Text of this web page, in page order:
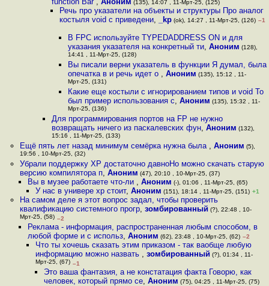
(135), 14:07 , 11-Мрт-25, (125)
Речь про указатели на объекты и структуры Про аналог
костыля void с приведени, _kp (ok), 14:27 , 11-Мрт-25, (126) –1
В FPC используйте TYPEDADDRESS ON и для
указания указателя на конкретный ти, Аноним (128),
14:41 , 11-Мрт-25, (128)
Вы писали верни указатель в функции Я думал, была
опечатка в и речь идет о , Аноним (135), 15:12 , 11-
Мрт-25, (131)
Какие еще костыли с игнорированием типов и void То
был пример использования с, Аноним (135), 15:32 , 11-
Мрт-25, (136)
Для программирования портов на FP не нужно
возвращать ничего из паскалевских фун, Аноним (132),
15:16 , 11-Мрт-25, (133)
Ещё пять лет назад минимум семёрка нужна была , Аноним (5),
19:56 , 10-Мрт-25, (32)
Убрали поддержку XP достаточно давноНо можно скачать старую
версию компилятора п, Аноним (47), 20:10 , 10-Мрт-25, (37)
Вы в музее работаете что-ли , Аноним (-), 01:06 , 11-Мрт-25, (65)
У нас в универе хр стоит,Аноним (151), 18:14 , 11-Мрт-25, (151) +1
На самом деле я этот вопрос задал, чтобы проверить
квалификацию системного прогр, зомбированный (?), 22:48 , 10-
Мрт-25, (58) –2
Реклама - информация, распространенная любым способом, в
любой форме и с использ, Аноним (62), 23:48 , 10-Мрт-25, (62) –2
Что ты хочешь сказать этим приказом - так ваобще любую
информацию можно назвать ,зомбированный (?), 01:34 , 11-
Мрт-25, (67) –1
Это ваша фантазия, а не констатация факта Говорю, как
человек, который прямо се, Аноним (75), 04:25 , 11-Мрт-25, (75)